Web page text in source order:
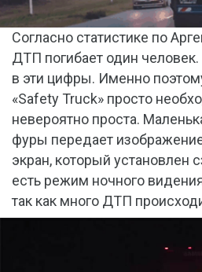
Согласно статистике по
ДТП погибает один
в эти цифры. Именно
«Safety Truck» просто
невероятно проста.
фуры передает
экран, который установлен
есть режим ночного
так как много ДТП